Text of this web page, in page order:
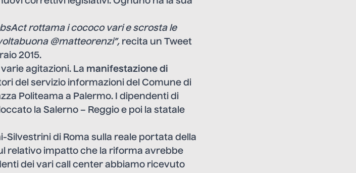
rottama i cococo vari e scrosta le
@matteorenzi”, recita un Tweet
2015.
agitazioni. La manifestazione di
del servizio informazioni del Comune di
Politeama a Palermo. I dipendenti di
la Salerno – Reggio e poi la statale
Silvestrini di Roma sulla reale portata della
relativo impatto che la riforma avrebbe
dei vari call center abbiamo ricevuto